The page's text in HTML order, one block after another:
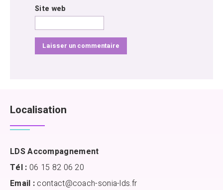
Site web
Localisation
LDS Accompagnement
Tél : 06 15 82 06 20
Email :contact@coach-sonia-lds.fr